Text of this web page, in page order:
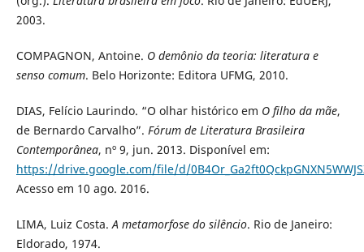
2003.
COMPAGNON, Antoine. O demônio da teoria: literatura e
senso comum. Belo Horizonte: Editora UFMG, 2010.
DIAS, Felício Laurindo. “O olhar histórico em O filho da mãe,
de Bernardo Carvalho”. Fórum de Literatura Brasileira
Contemporânea, nº 9, jun. 2013. Disponível em:
https://drive.google.com/file/d/
Acesso em 10 ago. 2016.
LIMA, Luiz Costa.A metamorfose do silêncio. Rio de Janeiro:
Eldorado, 1974.